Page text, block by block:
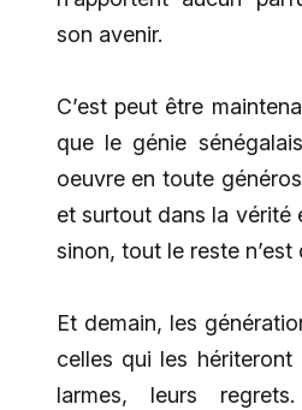
son avenir.
C’est peut être
que le génie
oeuvre en toute
et surtout dans la vérité
sinon, tout le reste n’est
Et demain, les
celles qui les hériteront
larmes, leurs